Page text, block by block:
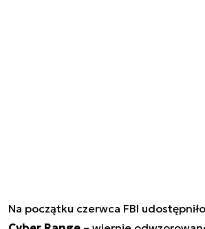
Na początku czerwca FBI udostępniło